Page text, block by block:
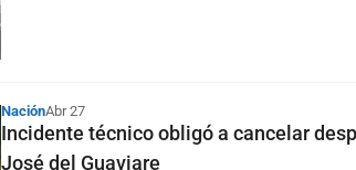
NaciónAbr 27
Incidente técnico obligó a cancelar
José del Guaviare